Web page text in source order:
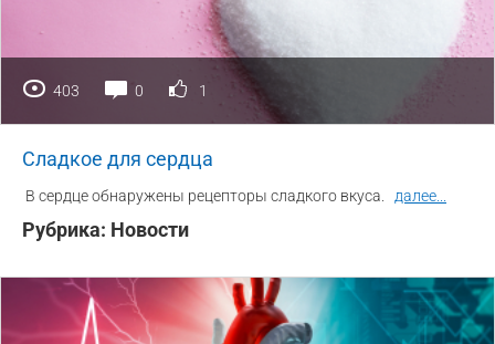
403 0 1
Сладкое для сердца
В сердце обнаружены рецепторы сладкого вкуса. далее
Рубрика: Новости